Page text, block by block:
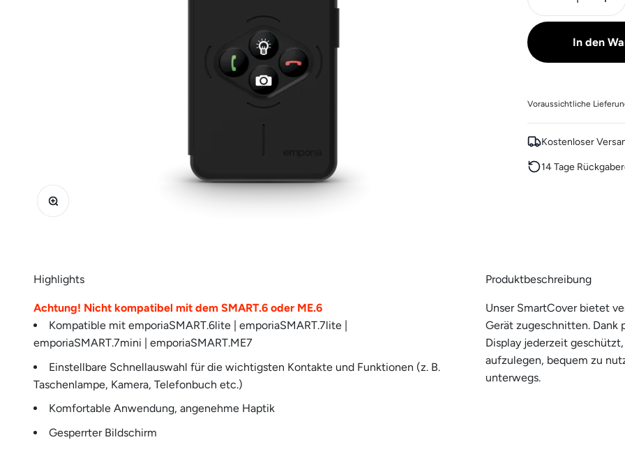
Bild vergrößern
In den
Voraussichtliche
Kostenloser
14 Tage
Highlights
Achtung! Nicht kompatibel mit dem SMART.6 oder ME.6
Kompatible mit emporiaSMART.6lite | emporiaSMART.7lite |
emporiaSMART.7mini | emporiaSMART.ME7
Einstellbare Schnellauswahl für die wichtigsten Kontakte und Funktionen (z. B.
Taschenlampe, Kamera, Telefonbuch etc.)
Komfortable Anwendung, angenehme Haptik
Gesperrter Bildschirm
Produktbeschreibung
Unser SmartCover bietet
Gerät zugeschnitten. Dank
Display jederzeit
aufzulegen, bequem zu
unterwegs.